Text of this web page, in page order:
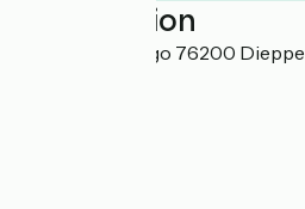
Localisation
Pont Jehan Ango 76200 Dieppe